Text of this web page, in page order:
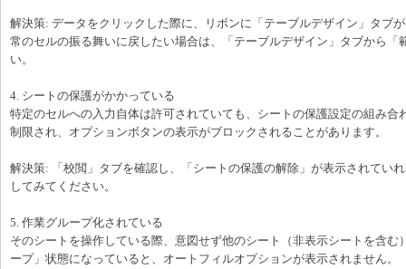
解決策: データをクリックした際に、リボンに「テーブルデザイン」タブ
常のセルの振る舞いに戻したい場合は、「テーブルデザイン」タブから「
い。
4. シートの保護がかかっている
特定のセルへの入力自体は許可されていても、シートの保護設定の組み合
制限され、オプションボタンの表示がブロックされることがあります。
解決策: 「校閲」タブを確認し、「シートの保護の解除」が表示されてい
してみてください。
5. 作業グループ化されている
そのシートを操作している際、意図せず他のシート（非表示シートを含む
ープ」状態になっていると、オートフィルオプションが表示されません。